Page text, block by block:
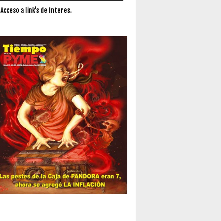
a link's de Interes.